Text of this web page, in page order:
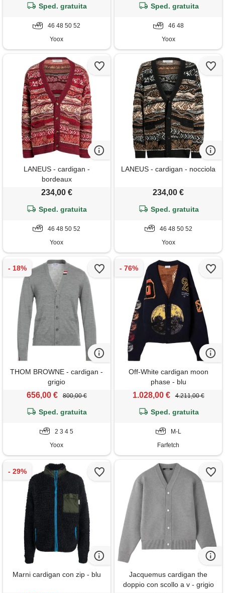
Sped. gratuita
46 48 50 52
Yoox
Sped. gratuita
46 48
Yoox
LANEUS - cardigan -
bordeaux
234,00 €
Sped. gratuita
46 48 50 52
Yoox
LANEUS - cardigan - nocciola
234,00 €
Sped. gratuita
46 48 50 52
Yoox
THOM BROWNE - cardigan -
grigio
656,00 € 800,00 €
Sped. gratuita
2 3 4 5
Yoox
Off-White cardigan moon
phase - blu
1.028,00 € 4.211,00 €
Sped. gratuita
M-L
Farfetch
Marni cardigan con zip - blu
Jacquemus cardigan the
doppio con scollo a v - grigio